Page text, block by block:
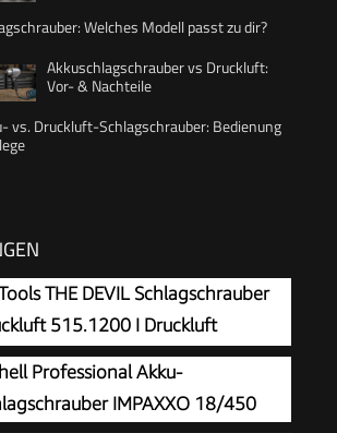
Welches Modell passt zu dir?
Akkuschlagschrauber vs Druckluft:
Vor- & Nachteile
vs. Druckluft-Schlagschrauber: Bedienung
THE DEVIL Schlagschrauber
515.1200 I Druckluft
mit praktischem
L/R I Hochleistungs-Doppel-
Professional Akku-
IMPAXXO 18/450